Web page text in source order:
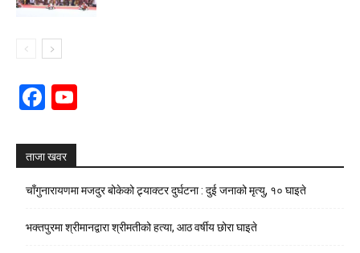
Facebook
ताजा खवर
चाँगुनारायणमा मजदुर बोकेको ट्र्याक्टर दुर्घटना : दुई जनाको मृत्यु, १० घाइते
भक्तपुरमा श्रीमानद्वारा श्रीमतीको हत्या, आठ वर्षीय छोरा घाइते